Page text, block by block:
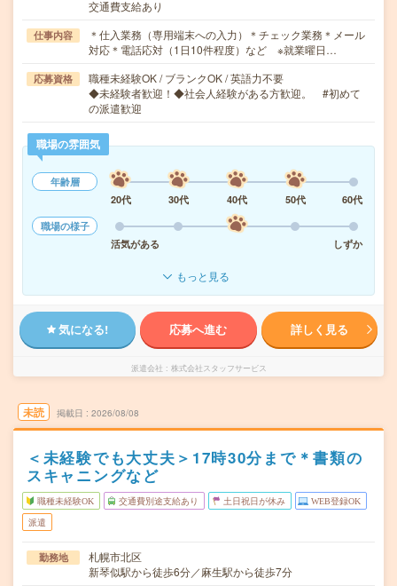
交通費支給あり
仕事内容
＊仕入業務（専用端末への入力）＊チェック業務＊メール
対応＊電話応対（1日10件程度）など ※就業曜日…
応募資格
職種未経験OK / ブランクOK / 英語力不要
◆未経験者歓迎！◆社会人経験がある方歓迎。 #初めて
の派遣歓迎
職場の雰囲気
年齢層
20代
30代 40代 50代
60代
職場の様子
活気がある
しずか
もっと見る
気になる! 応募へ進む 詳しく見る
派遣会社 株式会社スタッフサービス
未読 掲載日 2026/08/08
＜未経験でも大丈夫＞17時30分まで＊書類の
スキャニングなど
職種未経験OK 交通費別途支給あり 土日祝日が休み WEB登録OK
派遣
勤務地
札幌市北区
新琴似駅から徒歩6分／麻生駅から徒歩7分